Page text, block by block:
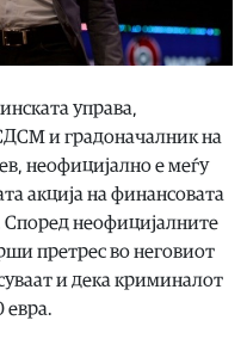
управа,
и градоначалник на
неофицијално е меѓу
акција на финансовата
Според неофицијалните
претрес во неговиот
и дека криминалот
евра.